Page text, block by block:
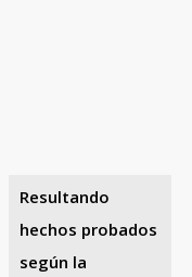
Resultando
hechos probados
según la